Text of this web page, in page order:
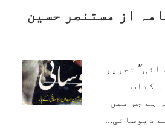
از مستنصر حسین
تحریر
کتاب
ہے جس میں
دیوسائی…